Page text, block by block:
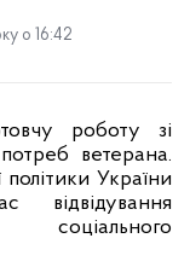
о 16:42
роботу зі
ветерана.
України
відвідування